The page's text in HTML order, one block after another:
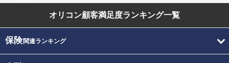
オリコン顧客満足度ランキング一覧
保険関連ランキング